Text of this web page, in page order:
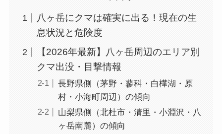
八ヶ岳にクマは確実に出る！現在の生
息状況と危険度
【2026年最新】八ヶ岳周辺のエリア別
クマ出没・目撃情報
長野県側（茅野・蓼科・白樺湖・原
村・小海町周辺）の傾向
山梨県側（北杜市・清里・小淵沢・八
ヶ岳南麓）の傾向